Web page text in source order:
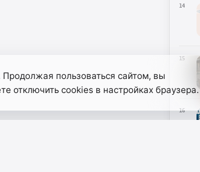
14
15
16
пользоваться сайтом, вы
отключить cookies в настройках браузера.